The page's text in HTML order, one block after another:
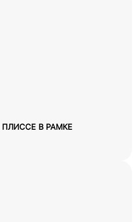
В РАМКЕ